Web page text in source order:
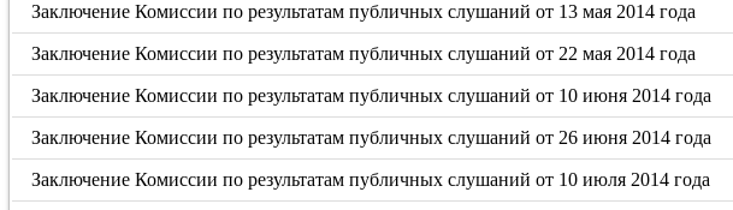
Заключение Комиссии по результатам публичных слушаний от 13 мая 2014 года
Заключение Комиссии по результатам публичных слушаний от 22 мая 2014 года
Заключение Комиссии по результатам публичных слушаний от 10 июня 2014 года
Заключение Комиссии по результатам публичных слушаний от 26 июня 2014 года
Заключение Комиссии по результатам публичных слушаний от 10 июля 2014 года